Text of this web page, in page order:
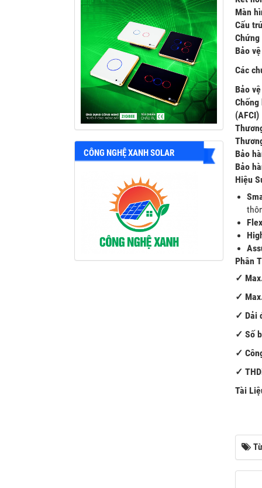
Màn
Cấu
Chứng
Bảo vệ
Các
Bảo
Chống
(AFCI)
Bảo
Bảo
Hiệu
Phân
✓
✓
✓ Dải
✓ Số
✓
✓
Tài
CÔNG NGHỆ XANH SOLAR